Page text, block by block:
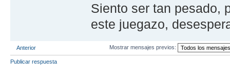
Siento ser tan pesado,
este juegazo,
Anterior Mostrar mensajes previos:
Publicar respuesta